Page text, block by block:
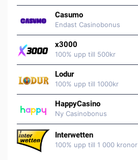
Casumo
Endast Casinobonus
x3000
100% upp till 500kr
Lodur
100% upp till 1000kr
HappyCasino
Ny Casinobonus
Interwetten
100% upp till 1 000 kronor